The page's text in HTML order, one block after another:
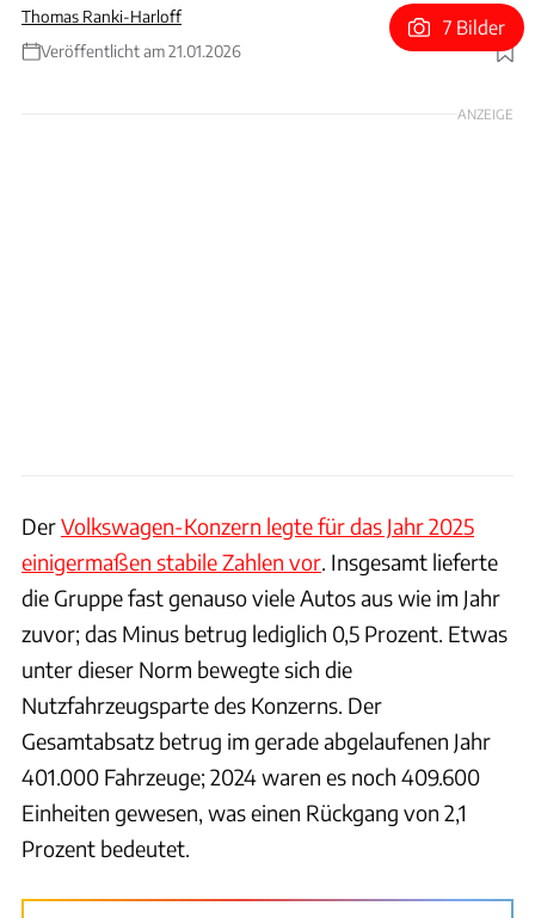
Thomas Ranki-Harloff
Veröffentlicht am 21.01.2026
Foto: ingobarenschee.com / Volkswagen AG
7 Bilder
ANZEIGE
DerVolkswagen-Konzern legte für das Jahr 2025
einigermaßen stabile Zahlen vor. Insgesamt lieferte
die Gruppe fast genauso viele Autos aus wie im Jahr
zuvor; das Minus betrug lediglich 0,5 Prozent. Etwas
unter dieser Norm bewegte sich die
Nutzfahrzeugsparte des Konzerns. Der
Gesamtabsatz betrug im gerade abgelaufenen Jahr
401.000 Fahrzeuge; 2024 waren es noch 409.600
Einheiten gewesen, was einen Rückgang von 2,1
Prozent bedeutet.